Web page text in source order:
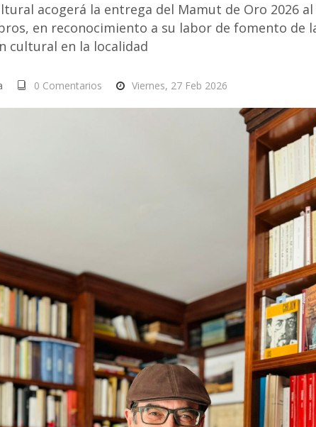
acogerá la entrega del Mamut de Oro 2026
en reconocimiento a su labor de fomento de
cultural en la localidad
0 Comentarios Viernes, 27 Feb 2026